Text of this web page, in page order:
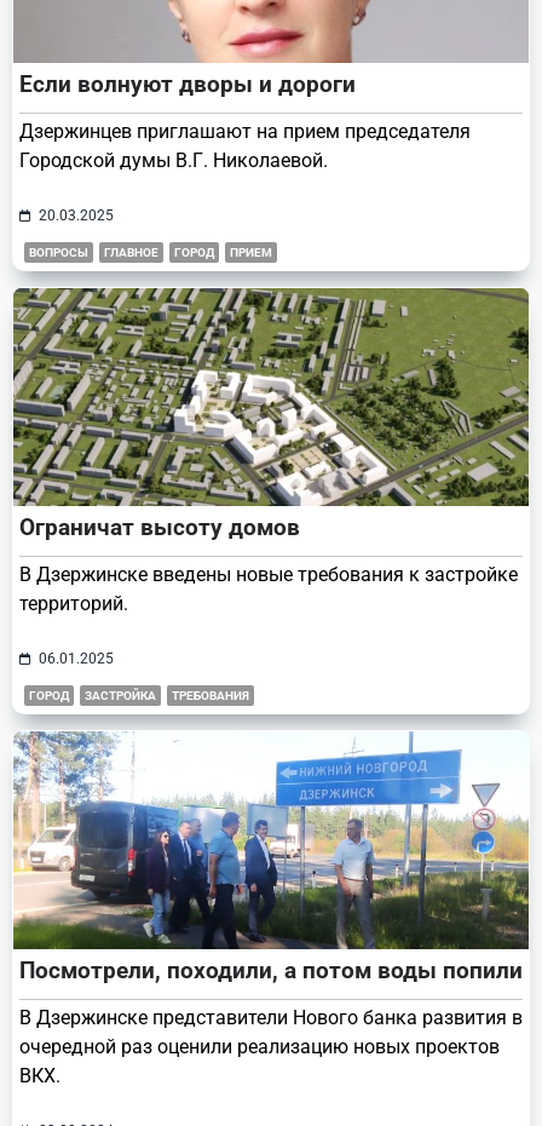
Если волнуют дворы и дороги
Дзержинцев приглашают на прием председателя
Городской думы В.Г. Николаевой.
20.03.2025
ВОПРОСЫ ГЛАВНОЕ ГОРОД ПРИЕМ
Ограничат высоту домов
В Дзержинске введены новые требования к застройке
территорий.
06.01.2025
ГОРОД ЗАСТРОЙКА ТРЕБОВАНИЯ
Посмотрели, походили, а потом воды попили
В Дзержинске представители Нового банка развития в
очередной раз оценили реализацию новых проектов
ВКХ.